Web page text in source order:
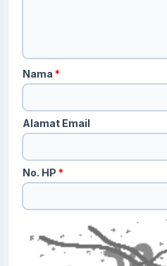
Nama *
Alamat Email
No. HP *